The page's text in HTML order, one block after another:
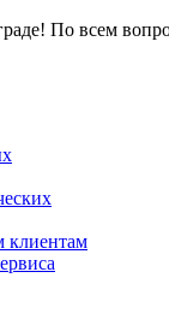
По всем
клиентам